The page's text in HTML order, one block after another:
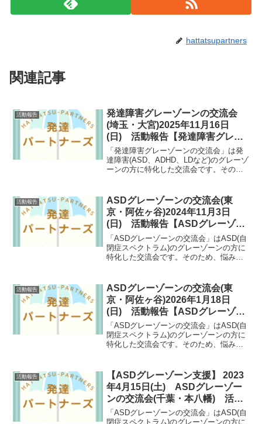
hattatsupartners
関連記事
活動報告
発達障害グレーゾーンの交流会
(埼玉・大宮)2025年11月16日
(日) 活動報告【発達障害グレー
ゾーン支援】
「発達障害グレーゾーンの交流会」は発
達障害(ASD、ADHD、LDなど)のグレーゾ
ーンの方に特化した交流会です。そのた
ゾーンの方にとっては数少ない支援の場
としても期待される会となっています。
活動報告
ASDグレーゾーンの交流会(東
京・阿佐ヶ谷)2024年11月3日
(日) 活動報告【ASDグレーゾー
ン支援】
「ASDグレーゾーンの交流会」はASD(自
閉症スペクトラム)のグレーゾーンの方に
特化した交流会です。そのため、悩み事
っては数少ない支援の場としても期待さ
れる会となっています。
活動報告
ASDグレーゾーンの交流会(東
京・阿佐ヶ谷)2026年1月18日
(日) 活動報告【ASDグレーゾー
ン支援】
「ASDグレーゾーンの交流会」はASD(自
閉症スペクトラム)のグレーゾーンの方に
特化した交流会です。そのため、悩み事
っては数少ない支援の場としても期待さ
れる会となっています。
活動報告
【ASDグレーゾーン支援】 2023
年4月15日(土) ASDグレーゾー
ンの交流会(千葉・本八幡) 活動
報告
「ASDグレーゾーンの交流会」はASD(自
閉症スペクトラム)のグレーゾーンの方に